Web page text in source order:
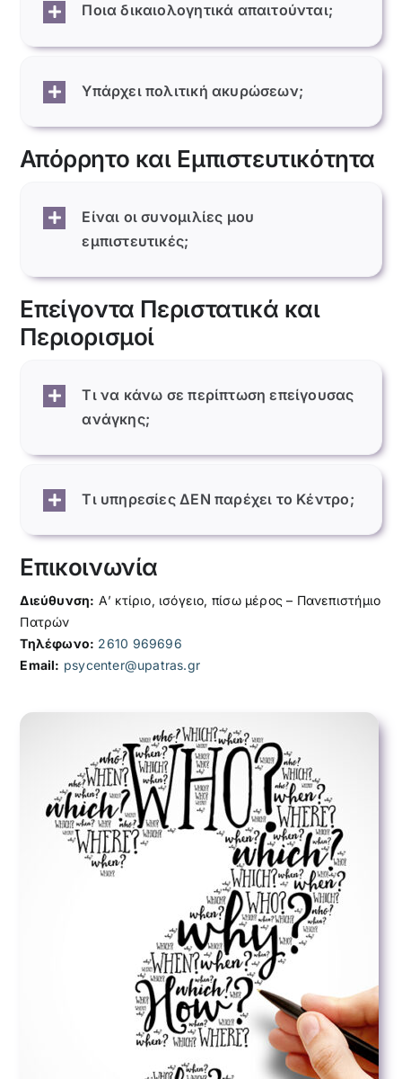
Ποια δικαιολογητικά απαιτούνται;
Υπάρχει πολιτική ακυρώσεων;
Απόρρητο και Εμπιστευτικότητα
Είναι οι συνομιλίες μου
εμπιστευτικές;
Επείγοντα Περιστατικά και
Περιορισμοί
Τι να κάνω σε περίπτωση επείγουσας
ανάγκης;
Τι υπηρεσίες ΔΕΝ παρέχει το Κέντρο;
Επικοινωνία
Διεύθυνση: Α’ κτίριο, ισόγειο, πίσω μέρος – Πανεπιστήμιο
Πατρών
Τηλέφωνο: 2610 969696
Email: psycenter@upatras.gr